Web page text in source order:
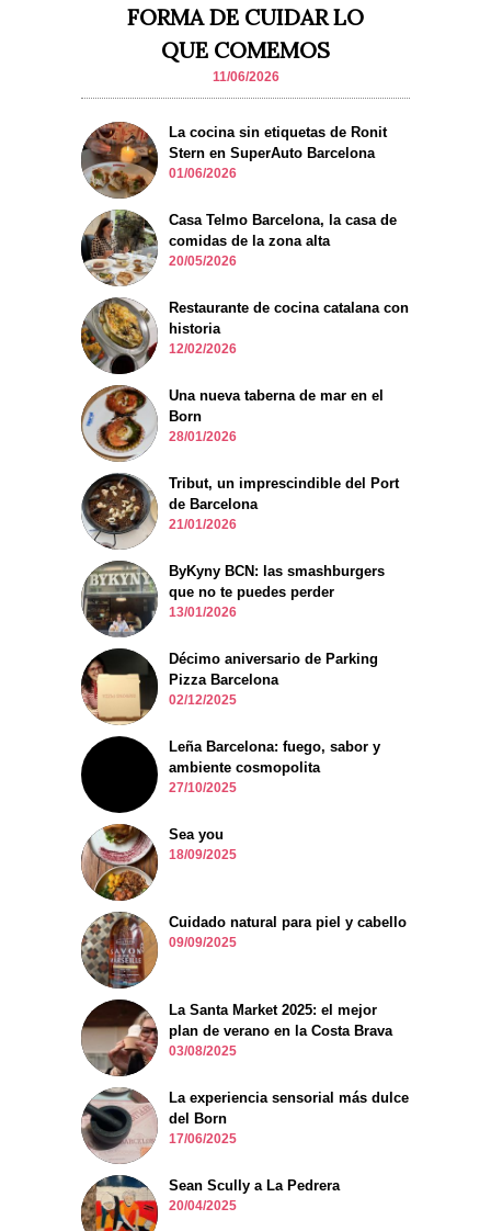
FORMA DE CUIDAR LO
QUE COMEMOS
11/06/2026
La cocina sin etiquetas de Ronit
Stern en SuperAuto Barcelona
01/06/2026
Casa Telmo Barcelona, la casa de
comidas de la zona alta
20/05/2026
Restaurante de cocina catalana con
historia
12/02/2026
Una nueva taberna de mar en el
Born
28/01/2026
Tribut, un imprescindible del Port
de Barcelona
21/01/2026
ByKyny BCN: las smashburgers
que no te puedes perder
13/01/2026
Décimo aniversario de Parking
Pizza Barcelona
02/12/2025
Leña Barcelona: fuego, sabor y
ambiente cosmopolita
27/10/2025
Sea you
18/09/2025
Cuidado natural para piel y cabello
09/09/2025
La Santa Market 2025: el mejor
plan de verano en la Costa Brava
03/08/2025
La experiencia sensorial más dulce
del Born
17/06/2025
Sean Scully a La Pedrera
20/04/2025